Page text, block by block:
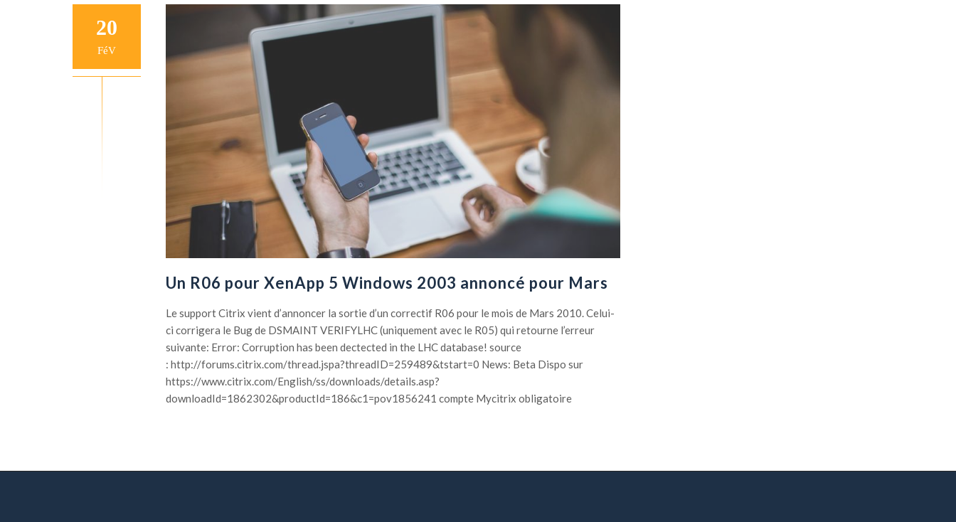
20
FéV
Un R06 pour XenApp 5 Windows 2003 annoncé pour Mars
Le support Citrix vient d’annoncer la sortie d’un correctif R06 pour le mois de Mars 2010. Celui-
ci corrigera le Bug de DSMAINT VERIFYLHC (uniquement avec le R05) qui retourne l’erreur
suivante: Error: Corruption has been dectected in the LHC database! source
: http://forums.citrix.com/thread.jspa?threadID=259489&tstart=0 News: Beta Dispo sur
https://www.citrix.com/English/ss/downloads/details.asp?
downloadId=1862302&productId=186&c1=pov1856241 compte Mycitrix obligatoire